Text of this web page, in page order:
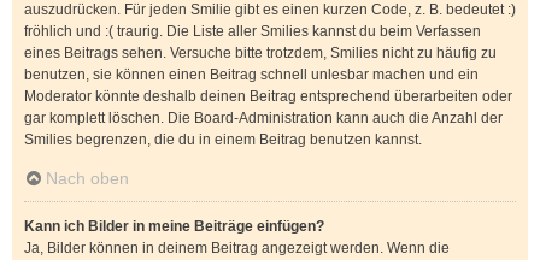
auszudrücken. Für jeden Smilie gibt es einen kurzen Code, z. B. bedeutet :)
fröhlich und :( traurig. Die Liste aller Smilies kannst du beim Verfassen
eines Beitrags sehen. Versuche bitte trotzdem, Smilies nicht zu häufig zu
benutzen, sie können einen Beitrag schnell unlesbar machen und ein
Moderator könnte deshalb deinen Beitrag entsprechend überarbeiten oder
gar komplett löschen. Die Board-Administration kann auch die Anzahl der
Smilies begrenzen, die du in einem Beitrag benutzen kannst.
Nach oben
Kann ich Bilder in meine Beiträge einfügen?
Ja, Bilder können in deinem Beitrag angezeigt werden. Wenn die